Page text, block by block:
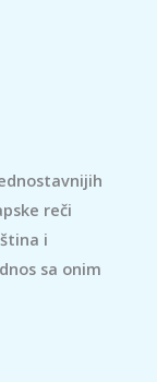
reči
i
sa onim